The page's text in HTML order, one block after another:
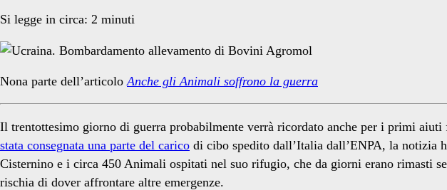
Si legge in circa: 2 minuti
Nona parte dell’articoloAnche gli Animali soffrono la guerra
Il trentottesimo giorno di guerra probabilmente verrà ricordato anche per i primi
stata consegnata una parte del carico di cibo spedito dall’Italia dall’ENPA, la notizia
Cisternino e i circa 450 Animali ospitati nel suo rifugio, che da giorni erano rimasti
rischia di dover affrontare altre emergenze.